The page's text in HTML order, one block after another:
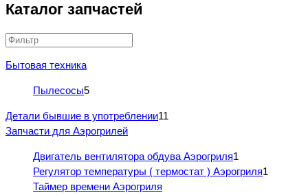
Каталог запчастей
Бытовая техника
Пылесосы5
Детали бывшие в употреблении11
Запчасти для Аэрогрилей
Двигатель вентилятора обдува Аэрогриля1
Регулятор температуры ( термостат ) Аэрогриля1
Таймер времени Аэрогриля